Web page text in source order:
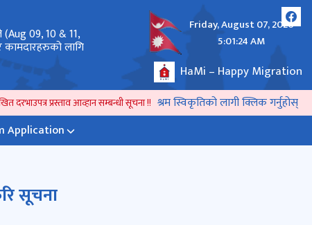
09, 10 & 11,
कामदारहरुको लागि
अनलाईन दरखास्त पेश गर्ने तथा राहदानी सम्बन्धमा ।
Friday, August 07, 2026
5:01:24 AM
HaMi – Happy Migration
दरभाउपत्र प्रस्ताव आव्हान सम्बन्धी सूचना !! प्रेश विज्ञप्ती । Revised_२०८२ भाद्र
श्रम स्विकृतिको लागी क्लिक गर्नुहोस्
Application
सूचना